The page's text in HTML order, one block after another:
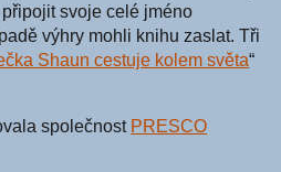
svoje celé jméno
výhry mohli knihu zaslat. Tři
Shaun cestuje kolem světa“
společnost PRESCO